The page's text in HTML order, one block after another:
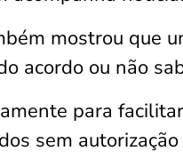
mostrou que
acordo ou não
para
sem